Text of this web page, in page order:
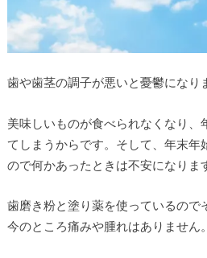
歯や歯茎の調子が悪いと憂鬱になり
美味しいものが食べられなくなり、
てしまうからです。そして、年末年
ので何かあったときは不安になりま
歯磨き粉と塗り薬を使っているので
今のところ痛みや腫れはありません。